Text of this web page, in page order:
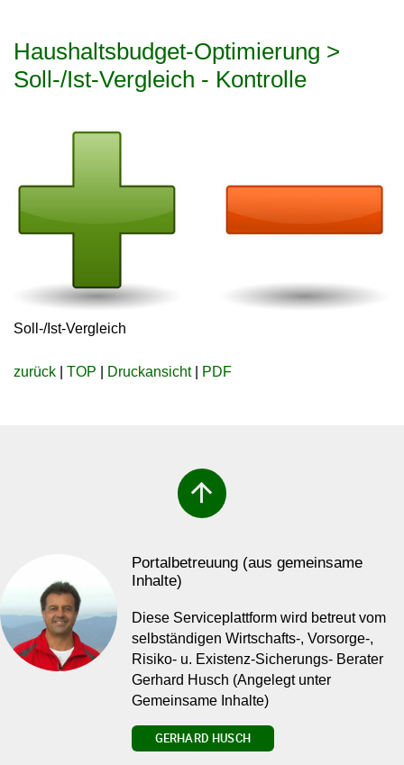
Haushaltsbudget-Optimierung >
Soll-/Ist-Vergleich - Kontrolle
Soll-/Ist-Vergleich
zurück TOP Druckansicht| PDF
arrow_upward
Portalbetreuung (aus gemeinsame
Inhalte)
Diese Serviceplattform wird betreut vom
selbständigen Wirtschafts-, Vorsorge-,
Risiko- u. Existenz-Sicherungs- Berater
Gerhard Husch (Angelegt unter
Gemeinsame Inhalte)
GERHARD HUSCH